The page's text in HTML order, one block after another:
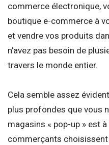
commerce électronique,
boutique e-commerce à
et vendre vos produits
n’avez pas besoin de
travers le monde entier.
Cela semble assez
plus profondes que vous
magasins « pop-up » est
commerçants